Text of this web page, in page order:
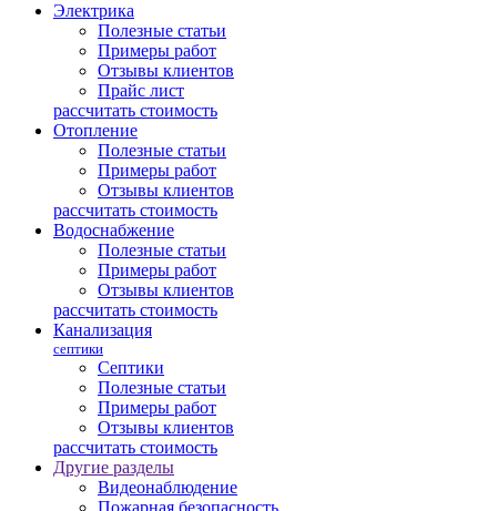
Электрика
Полезные статьи
Примеры работ
Отзывы клиентов
Прайс лист
рассчитать стоимость
Отопление
Полезные статьи
Примеры работ
Отзывы клиентов
рассчитать стоимость
Водоснабжение
Полезные статьи
Примеры работ
Отзывы клиентов
рассчитать стоимость
Канализация
септики
Септики
Полезные статьи
Примеры работ
Отзывы клиентов
рассчитать стоимость
Другие разделы
Видеонаблюдение